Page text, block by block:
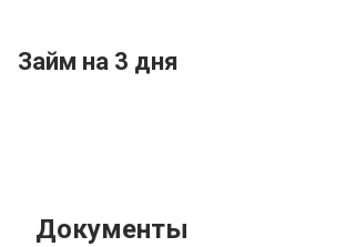
Займ на 3 дня
Документы